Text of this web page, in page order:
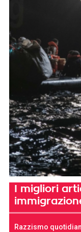
I migliori
Razzismo